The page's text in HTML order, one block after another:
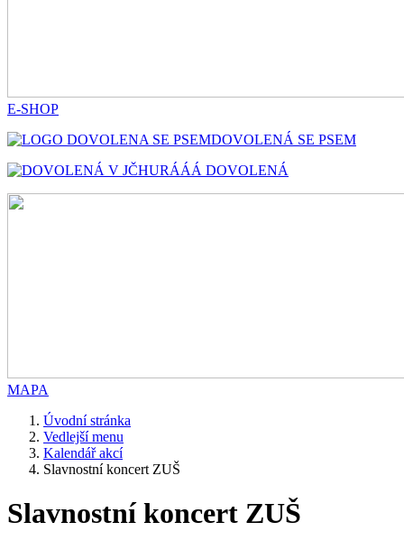
E-SHOP
DOVOLENÁ SE PSEM
HURÁÁÁ DOVOLENÁ
MAPA
Úvodní stránka
Vedlejší menu
Kalendář akcí
Slavnostní koncert ZUŠ
Slavnostní koncert ZUŠ